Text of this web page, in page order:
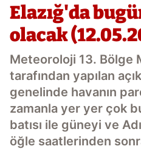
Elazığ'da
olacak
Meteoroloji 13. Bölge
tarafından yapılan
genelinde havanın
zamanla yer yer çok
batısı ile güneyi ve
öğle saatlerinden